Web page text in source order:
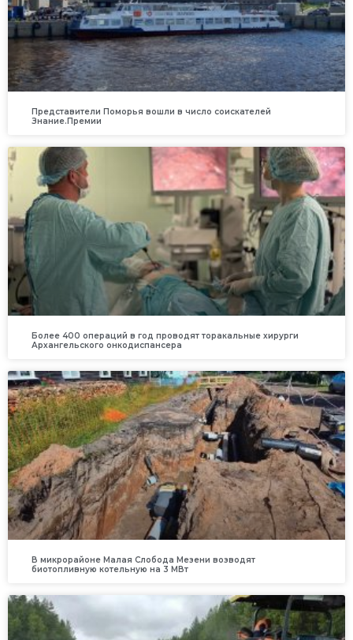
Представители Поморья вошли в число соискателей
Знание.Премии
Более 400 операций в год проводят торакальные хирурги
Архангельского онкодиспансера
В микрорайоне Малая Слобода Мезени возводят
биотопливную котельную на 3 МВт